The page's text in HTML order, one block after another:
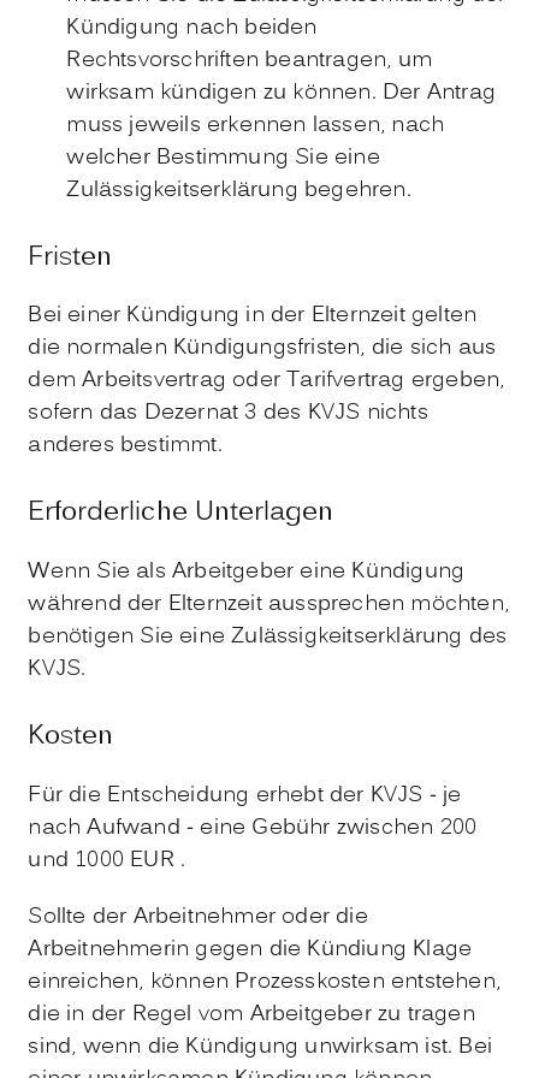
Kündigung nach beiden
Rechtsvorschriften beantragen, um
wirksam kündigen zu können. Der Antrag
muss jeweils erkennen lassen, nach
welcher Bestimmung Sie eine
Zulässigkeitserklärung begehren.
Fristen
Bei einer Kündigung in der Elternzeit gelten
die normalen Kündigungsfristen, die sich aus
dem Arbeitsvertrag oder Tarifvertrag ergeben,
sofern das Dezernat 3 des KVJS nichts
anderes bestimmt.
Erforderliche Unterlagen
Wenn Sie als Arbeitgeber eine Kündigung
während der Elternzeit aussprechen möchten,
benötigen Sie eine Zulässigkeitserklärung des
KVJS.
Kosten
Für die Entscheidung erhebt der KVJS - je
nach Aufwand - eine Gebühr zwischen 200
und 1000 EUR .
Sollte der Arbeitnehmer oder die
Arbeitnehmerin gegen die Kündiung Klage
einreichen, können Prozesskosten entstehen,
die in der Regel vom Arbeitgeber zu tragen
sind, wenn die Kündigung unwirksam ist. Bei